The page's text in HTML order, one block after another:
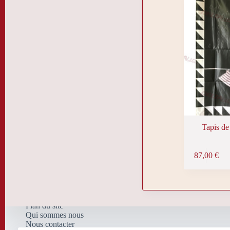
choisies
produit
Tapis
87,00 €
Plan du site
Qui sommes nous
Nous contacter